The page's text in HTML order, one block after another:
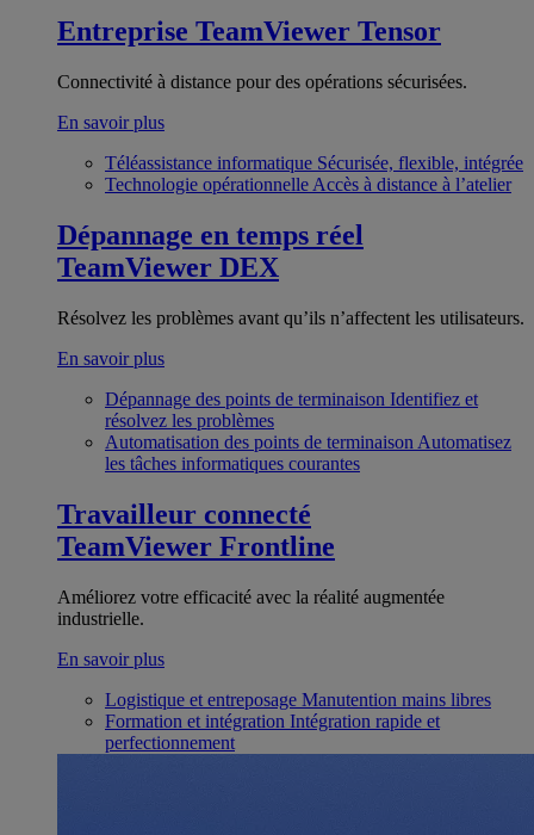
Entreprise TeamViewer Tensor
Connectivité à distance pour des opérations sécurisées.
En savoir plus
Téléassistance informatique Sécurisée, flexible, intégrée
Technologie opérationnelle Accès à distance à l’atelier
Dépannage en temps réel
TeamViewer DEX
Résolvez les problèmes avant qu’ils n’affectent les utilisateurs.
En savoir plus
Dépannage des points de terminaison Identifiez et
résolvez les problèmes
Automatisation des points de terminaison Automatisez
les tâches informatiques courantes
Travailleur connecté
TeamViewer Frontline
Améliorez votre efficacité avec la réalité augmentée
industrielle.
En savoir plus
Logistique et entreposage Manutention mains libres
Formation et intégration Intégration rapide et
perfectionnement